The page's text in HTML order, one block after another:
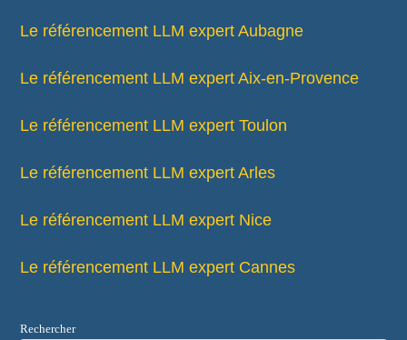
Le référencement LLM expert Aubagne
Le référencement LLM expert Aix-en-Provence
Le référencement LLM expert Toulon
Le référencement LLM expert Arles
Le référencement LLM expert Nice
Le référencement LLM expert Cannes
Rechercher